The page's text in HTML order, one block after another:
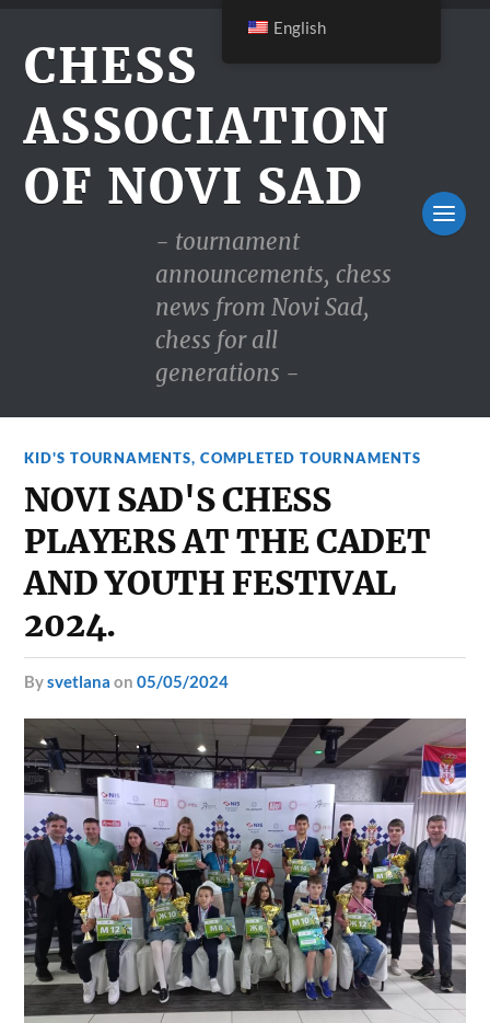
CHESS
ASSOCIATION
OF NOVI SAD
- tournament
announcements, chess
news from Novi Sad,
chess for all
generations -
KID'S TOURNAMENTS,COMPLETED TOURNAMENTS
NOVI SAD'S CHESS
PLAYERS AT THE CADET
AND YOUTH FESTIVAL
2024.
bysvetlana on05/05/2024
English